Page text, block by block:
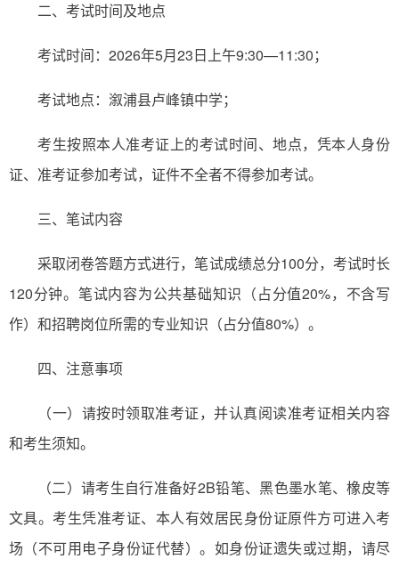
二、考试时间及地点
考试时间：2026年5月23日上午9:30—11:30；
考试地点：溆浦县卢峰镇中学；
考生按照本人准考证上的考试时间、地点，凭本人身份
证、准考证参加考试，证件不全者不得参加考试。
三、笔试内容
采取闭卷答题方式进行，笔试成绩总分100分，考试时长
120分钟。笔试内容为公共基础知识（占分值20%，不含写
作）和招聘岗位所需的专业知识（占分值80%）。
四、注意事项
（一）请按时领取准考证，并认真阅读准考证相关内容
和考生须知。
（二）请考生自行准备好2B铅笔、黑色墨水笔、橡皮等
文具。考生凭准考证、本人有效居民身份证原件方可进入考
场（不可用电子身份证代替）。如身份证遗失或过期，请尽